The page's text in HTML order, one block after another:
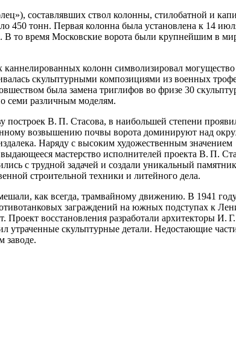
составлявших ствол колонны, стилобатной и
450 тонн. Первая колонна была установлена к 14
В то время Московские ворота были крупнейшим в
колонн символизировал могущество
скульптурными композициями из военных
была замена триглифов во фризе 30
семи различным моделям.
В. П. Стасова, в наибольшей степени
возвышению почвы ворота доминируют над
Наряду с высоким художественным значением
мастерство исполнителей проекта В. П.
с трудной задачей и создали уникальный
строительной техники и литейного дела.
как всегда, трамвайному движению. В 1941
заграждений на южных подступах к
Проект восстановления разработали архитекторы И.
утраченные скульптурные детали. Недостающие
заводе.